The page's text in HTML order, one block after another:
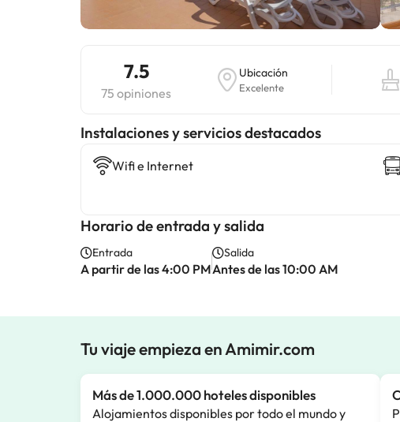
7.5
75 opiniones
Ubicación
Excelente
Instalaciones y servicios destacados
Wifi e Internet
Horario de entrada y salida
Entrada
A partir de las 4:00 PM
Salida
Antes de las 10:00 AM
Tu viaje empieza en Amimir.com
Más de 1.000.000 hoteles disponibles
Alojamientos disponibles por todo el mundo y